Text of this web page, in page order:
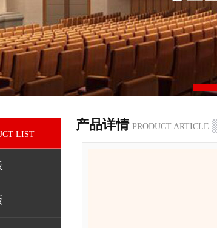
LIST
产品详情 PRODUCT ARTICLE